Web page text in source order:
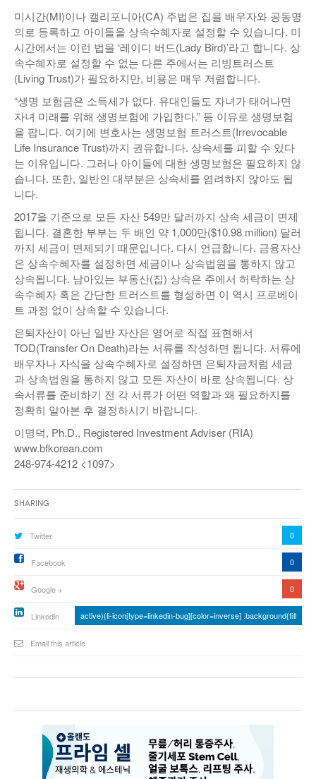
미시간(MI)이나 캘리포니아(CA) 주법은 집을 배우자와 공동명
의로 등록하고 아이들을 상속수혜자로 설정할 수 있습니다. 미
시간에서는 이런 법을 ‘레이디 버드(Lady Bird)’라고 합니다. 상
속수혜자로 설정할 수 없는 다른 주에서는 리빙트러스트
(Living Trust)가 필요하지만, 비용은 매우 저렴합니다.
“생명 보험금은 소득세가 없다. 유대인들도 자녀가 태어나면
자녀 미래를 위해 생명보험에 가입한다.” 등 이유로 생명보험
을 팝니다. 여기에 변호사는 생명보험 트러스트(Irrevocable
Life Insurance Trust)까지 권유합니다. 상속세를 피할 수 있다
는 이유입니다. 그러나 아이들에 대한 생명보험은 필요하지 않
습니다. 또한, 일반인 대부분은 상속세를 염려하지 않아도 됩
니다.
2017을 기준으로 모든 자산 549만 달러까지 상속 세금이 면제
됩니다. 결혼한 부부는 두 배인 약 1,000만($10.98 million) 달러
까지 세금이 면제되기 때문입니다. 다시 언급합니다. 금융자산
은 상속수혜자를 설정하면 세금이나 상속법원을 통하지 않고
상속됩니다. 남아있는 부동산(집) 상속은 주에서 허락하는 상
속수혜자 혹은 간단한 트러스트를 형성하면 이 역시 프로베이
트 과정 없이 상속할 수 있습니다.
은퇴자산이 아닌 일반 자산은 영어로 직접 표현해서
TOD(Transfer On Death)라는 서류를 작성하면 됩니다. 서류에
배우자나 자식을 상속수혜자로 설정하면 은퇴자금처럼 세금
과 상속법원을 통하지 않고 모든 자산이 바로 상속됩니다. 상
속서류를 준비하기 전 각 서류가 어떤 역할과 왜 필요하지를
정확히 알아본 후 결정하시기 바랍니다.
이명덕, Ph.D., Registered Investment Adviser (RIA)
www.bfkorean.com
248-974-4212 <1097>
Sharing
Twitter 0
Facebook 0
Google + 0
Linkedin active){li-icon[type=linkedin-bug][color=inverse] .background{fill
Email this article